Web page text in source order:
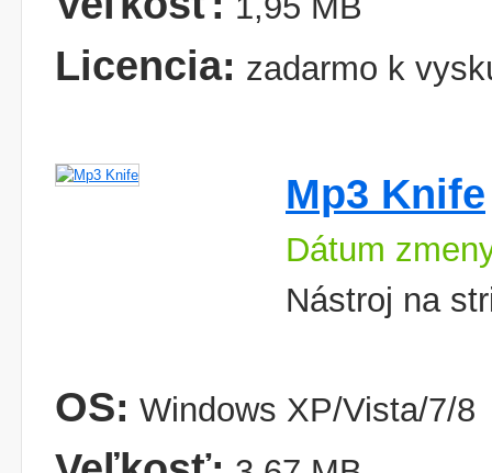
Licencia: zadarmo k
Mp3 Knife
Dátum
Nástroj na
OS: Windows XP/Vista/7/8